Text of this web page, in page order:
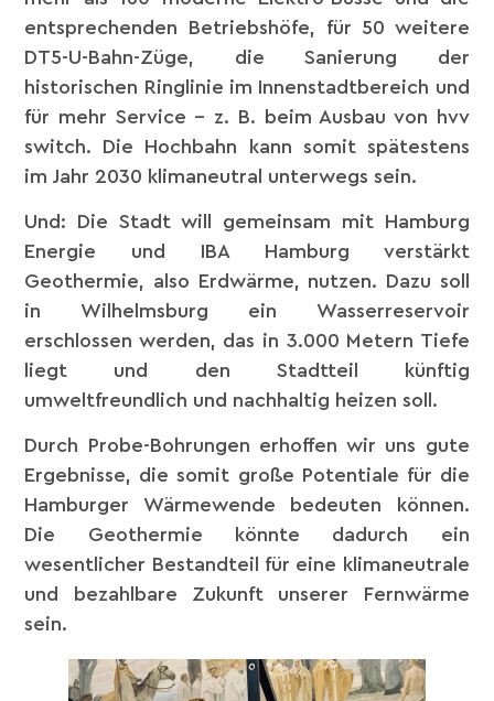
entsprechenden Betriebshöfe, für 50 weitere
DT5-U-Bahn-Züge, die Sanierung der
historischen Ringlinie im Innenstadtbereich und
für mehr Service – z. B. beim Ausbau von hvv
switch. Die Hochbahn kann somit spätestens
im Jahr 2030 klimaneutral unterwegs sein.
Und: Die Stadt will gemeinsam mit Hamburg
Energie und IBA Hamburg verstärkt
Geothermie, also Erdwärme, nutzen. Dazu soll
in Wilhelmsburg ein Wasserreservoir
erschlossen werden, das in 3.000 Metern Tiefe
liegt und den Stadtteil künftig
umweltfreundlich und nachhaltig heizen soll.
Durch Probe-Bohrungen erhoffen wir uns gute
Ergebnisse, die somit große Potentiale für die
Hamburger Wärmewende bedeuten können.
Die Geothermie könnte dadurch ein
wesentlicher Bestandteil für eine klimaneutrale
und bezahlbare Zukunft unserer Fernwärme
sein.